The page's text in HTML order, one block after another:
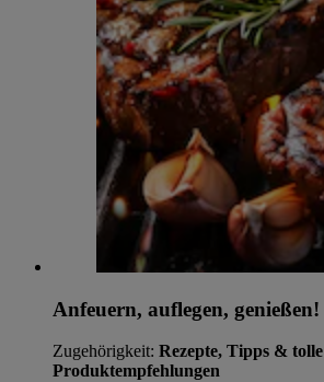
Anfeuern, auflegen, genießen!
Zugehörigkeit: Rezepte, Tipps & tolle
Produktempfehlungen